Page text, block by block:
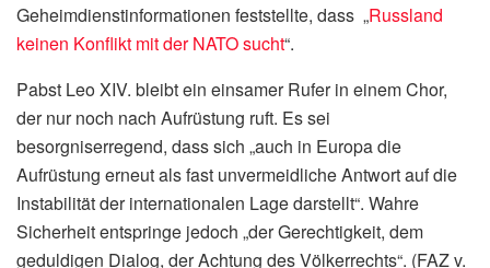
Geheimdienstinformationen feststellte, dass „Russland
keinen Konflikt mit der NATO sucht“.
Pabst Leo XIV. bleibt ein einsamer Rufer in einem Chor,
der nur noch nach Aufrüstung ruft. Es sei
besorgniserregend, dass sich „auch in Europa die
Aufrüstung erneut als fast unvermeidliche Antwort auf die
Instabilität der internationalen Lage darstellt“. Wahre
Sicherheit entspringe jedoch „der Gerechtigkeit, dem
geduldigen Dialog, der Achtung des Völkerrechts“. (FAZ v.